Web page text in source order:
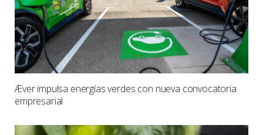
Æver impulsa energías verdes con nueva convocatoria
empresarial